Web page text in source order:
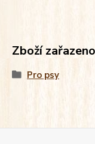
Zboží
Pro psy